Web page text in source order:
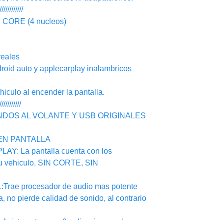
(4 nucleos)
auto y applecarplay inalambricos
al encender la pantalla.
AL VOLANTE Y USB ORIGINALES
PANTALLA
La pantalla cuenta con los
vehiculo, SIN CORTE, SIN
procesador de audio mas potente
no pierde calidad de sonido, al contrario